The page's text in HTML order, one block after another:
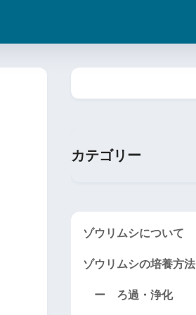
カテゴリー
ゾウリムシについて
ゾウリムシの培養方法
ー ろ過・浄化